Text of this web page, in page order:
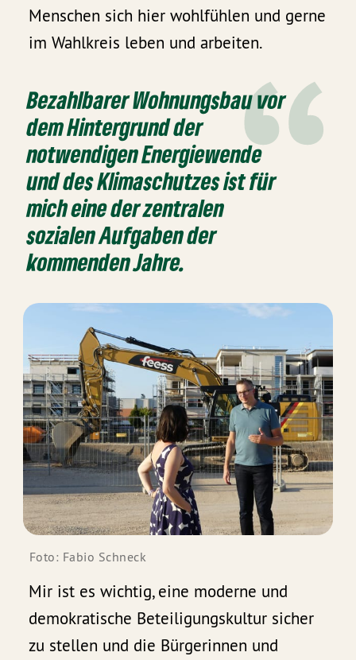
Menschen sich hier wohlfühlen und gerne
im Wahlkreis leben und arbeiten.
Bezahlbarer Wohnungsbau vor
dem Hintergrund der
notwendigen Energiewende
und des Klimaschutzes ist für
mich eine der zentralen
sozialen Aufgaben der
kommenden Jahre.
Foto: Fabio Schneck
Mir ist es wichtig, eine moderne und
demokratische Beteiligungskultur sicher
zu stellen und die Bürgerinnen und